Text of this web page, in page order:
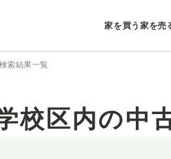
家を買う 家を売
検索結果一覧
校区内の中